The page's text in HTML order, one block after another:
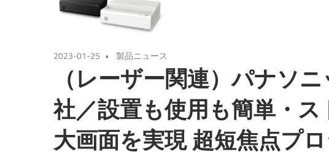
2023-01-25 製品ニュース
（レーザー関連）パナソ
社／設置も使用も簡単・
大画面を実現 超短焦点プロ